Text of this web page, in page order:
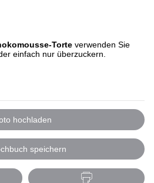
Torte verwenden Sie
einfach nur überzuckern.
hochladen
speichern